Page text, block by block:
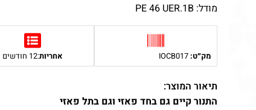
מודל: PE 46 UER.1B
מק״ט:IOCB017 אחריות:12 חודשים
תיאור המוצר:
התנור קיים גם בחד פאזי וגם בתל פאזי